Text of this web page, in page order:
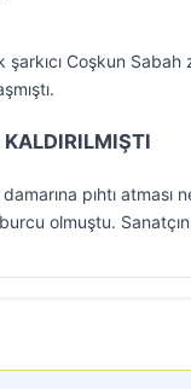
şarkıcı Coşkun
KALDIRILMIŞTI
pıhtı atması
olmuştu.